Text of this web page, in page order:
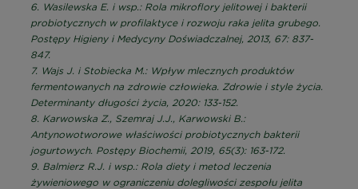
6. Wasilewska E. i wsp.: Rola mikroflory jelitowej i bakterii
probiotycznych w profilaktyce i rozwoju raka jelita grubego.
Postępy Higieny i Medycyny Doświadczalnej, 2013, 67: 837-
847.
7. Wajs J. i Stobiecka M.: Wpływ mlecznych produktów
fermentowanych na zdrowie człowieka. Zdrowie i style życia.
Determinanty długości życia, 2020: 133-152.
8. Karwowska Z., Szemraj J.J., Karwowski B.:
Antynowotworowe właściwości probiotycznych bakterii
jogurtowych. Postępy Biochemii, 2019, 65(3): 163-172.
9. Balmierz R.J. i wsp.: Rola diety i metod leczenia
żywieniowego w ograniczeniu dolegliwości zespołu jelita